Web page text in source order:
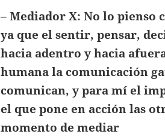
– Mediador X: No lo pienso
ya que el sentir, pensar,
hacia adentro y hacia
humana la comunicación
comunican, y para mí el
el que pone en acción las
momento de mediar